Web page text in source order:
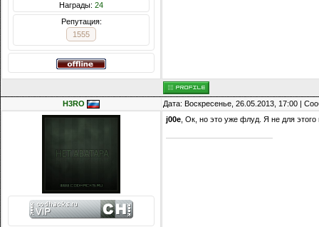
Награды: 24
Репутация:
1555
H3RO Дата: Воскресенье, 26.05.2013, 17:00 |
j00e , Ок, но это уже флуд. Я не для